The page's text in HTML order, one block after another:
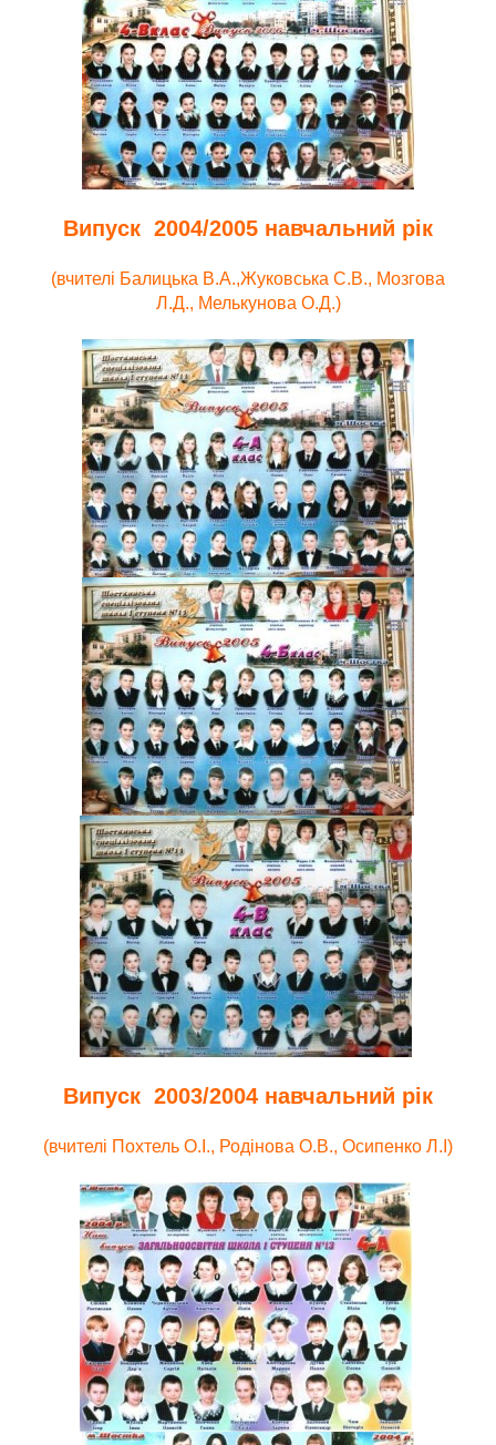
Випуск 2004/2005 навчальний рік
(вчителі Балицька В.А.,Жуковська С.В., Мозгова
Л.Д., Мелькунова О.Д.)
Випуск 2003/2004 навчальний рік
(вчителі Похтель О.І., Родінова О.В., Осипенко Л.І)